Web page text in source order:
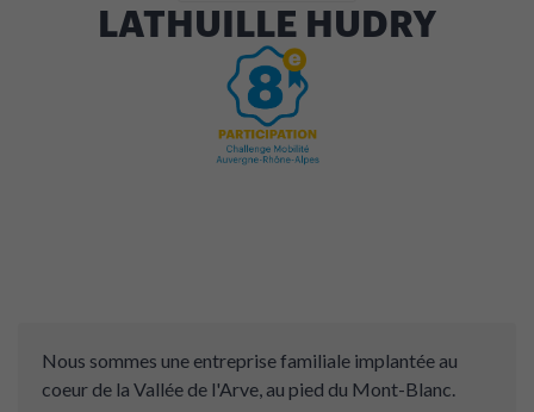
LATHUILLE HUDRY
Nous sommes une entreprise familiale implantée au
coeur de la Vallée de l'Arve, au pied du Mont-Blanc.